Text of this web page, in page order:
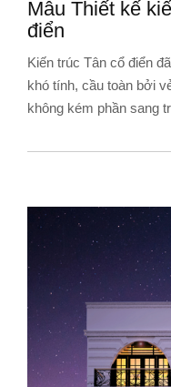
Mẫu Thiết kế
điển
Kiến trúc Tân cổ điển
khó tính, cầu toàn bởi
không kém phần sang